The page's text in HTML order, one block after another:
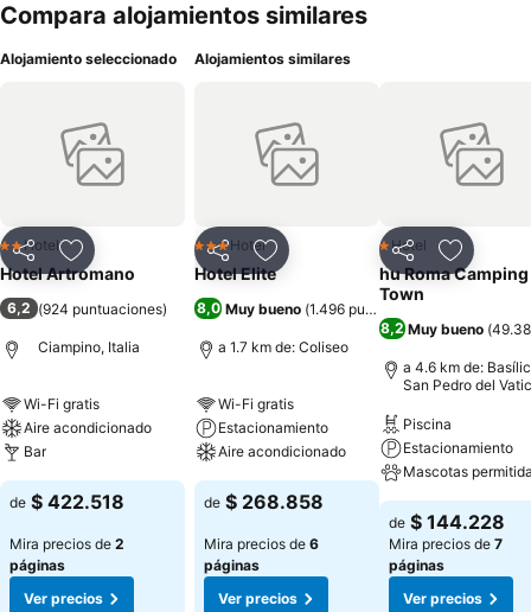
Compara alojamientos similares
Alojamiento seleccionado
CompartirAgregar a favoritos
2 Estrellas
Hotel
Hotel Artromano
6,2 (924 puntuaciones)
Ciampino, Italia
Wi-Fi gratis
Aire acondicionado
Bar
de $ 422.518
Mira precios de 2
páginas
Ver precios
Alojamientos similares
CompartirAgregar a favoritos
3 Estrellas
Hotel
Hotel Elite
8,0 Muy bueno (1.496 puntuaciones
a 1.7 km de: Coliseo
Wi-Fi gratis
Estacionamiento
Aire acondicionado
de $ 268.858
Mira precios de 6
páginas
Ver precios
CompartirAgregar
1 Estrellas
Hotel
hu Roma
Town
8,2Muy bueno (
a 4.6 km de:
San Pedro del
Piscina
Estacionamiento
Mascotas
de $ 144.228
Mira precios de 7
páginas
Ver precios